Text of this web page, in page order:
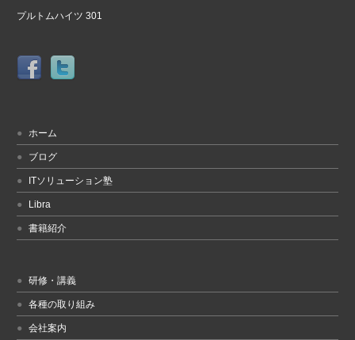
プルトムハイツ 301
ホーム
ブログ
ITソリューション塾
Libra
書籍紹介
研修・講義
各種の取り組み
会社案内